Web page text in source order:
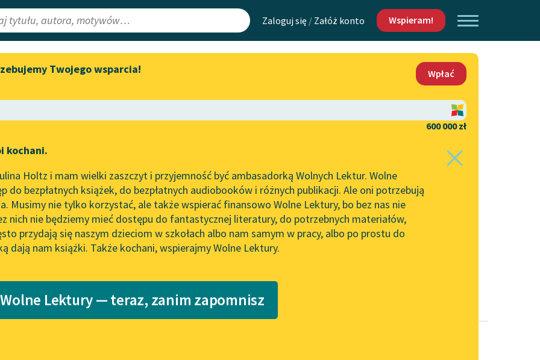
Zaloguj się / Załóż konto Wspieram!
Lektury
redakcyjne
Aktualności
„Prokurator Alicja Horn” do
literatury skandynawskiej
Spotkanie z Katarzyną Tunkiel
w Oslo
102. lata temu zmarł Joseph
Conrad
Lektury szkolne i klasyka
literatury do słuchania dla
Mapa Wolnych Lektur
Leśmianator
API
OAI-PMH
Widget Wolnych Lektur
Katalog
Katalog w formacie PDF
Kontakt
O projekcie
Zasady wykorzystania
Wolnych Lektur
Logotypy
Materiały promocyjne
Twojego wsparcia!
Wpłać
600 000 zł
kochani.
Holtz i mam wielki zaszczyt i przyjemność być ambasadorką Wolnych Lektur. Wolne
do bezpłatnych książek, do bezpłatnych audiobooków i różnych publikacji. Ale oni potrzebują
Musimy nie tylko korzystać, ale także wspierać finansowo Wolne Lektury, bo bez nas nie
nich nie będziemy mieć dostępu do fantastycznej literatury, do potrzebnych materiałów,
przydają się naszym dzieciom w szkołach albo nam samym w pracy, albo po prostu do
dają nam książki. Także kochani, wspierajmy Wolne Lektury.
Lektury — teraz, zanim zapomnisz
Zofia Urbanowska✖